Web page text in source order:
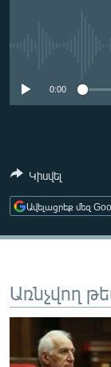
ՄՇԱԿՈՒՅԹ
ՏՏ ԵՒ ԻՆՏԵՐՆԵՏ
ԲԱՆԱՎԵՃ
ՁԳՏԵԼՈՎ
ՓՈԴՔԱՍԹ
0:00
Կիսվել
Ավելացրեք մեզ
Առնչվող